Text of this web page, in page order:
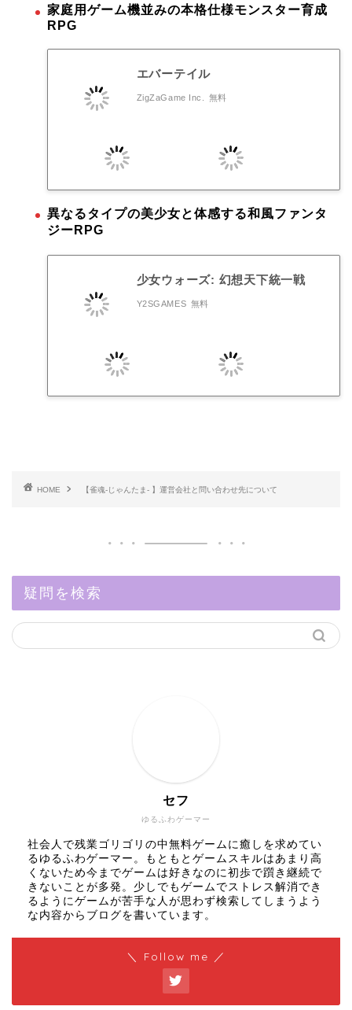
家庭用ゲーム機並みの本格仕様モンスター育成
RPG
エバーテイル
ZigZaGame Inc. 無料
異なるタイプの美少女と体感する和風ファンタ
ジーRPG
少女ウォーズ: 幻想天下統一戦
Y2SGAMES 無料
HOME 【雀魂-じゃんたま- 】運営会社と問い合わせ先について
疑問を検索
ゆるふわゲーマー
セフ
社会人で残業ゴリゴリの中無料ゲームに癒しを求めてい
るゆるふわゲーマー。もともとゲームスキルはあまり高
くないため今までゲームは好きなのに初歩で躓き継続で
きないことが多発。少しでもゲームでストレス解消でき
るようにゲームが苦手な人が思わず検索してしまうよう
な内容からブログを書いています。
＼ Follow me ／